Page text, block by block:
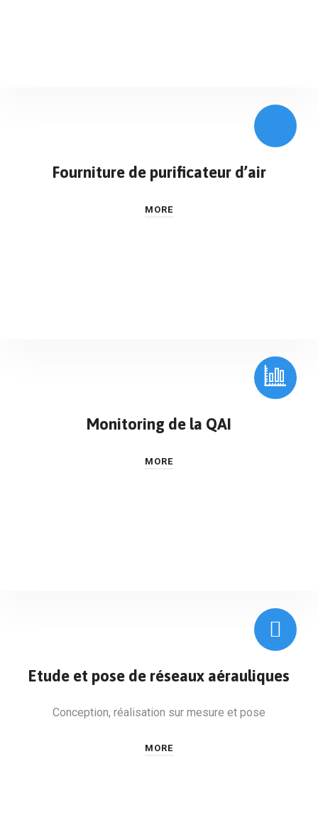
Fourniture de purificateur d’air
MORE
Monitoring de la QAI
MORE
Etude et pose de réseaux aérauliques
Conception, réalisation sur mesure et pose
MORE